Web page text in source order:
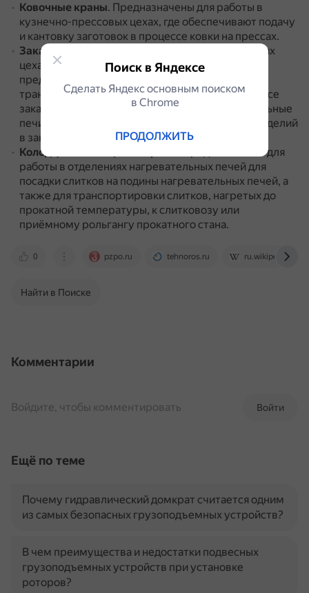
Ковочные краны. Предназначены для работы в
кузнечно-прессовых цехах, где обеспечивают подачу
и кантовку заготовок в процессе ковки на прессах.
Закалочные краны
Применяются в термических
цехах машиностроительных заводов и
предназначены для выполнения подъёмно-
транспортных операций, необходимых в процессе
закалочных работ: подача изделий в нагревательные
печи, подъём нагретых изделий, погружение изделий
в закалочные ванны.
Колодцевые клещевые краны
Предназначены для
работы в отделениях нагревательных печей для
посадки слитков на подины нагревательных печей, а
также для транспортировки слитков, нагретых до
прокатной температуры, к слитковозу или
приёмному рольгангу прокатного стана.
0 pzpo.ru tehnoros.ru ru.wikipedia.org
Найти в Поиске
Комментарии
Войти
Войдите, чтобы комментировать
Ещё по теме
Почему гидравлический домкрат считается одним
из самых безопасных грузоподъемных устройств?
В чем преимущества и недостатки подвесных
грузоподъемных устройств при установке
роторов?
Поиск в Яндексе
Сделать Яндекс основным поиском
в Сhrome
ПРОДОЛЖИТЬ